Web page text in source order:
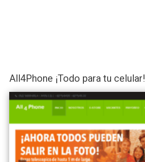
All4Phone ¡Todo para tu celular!